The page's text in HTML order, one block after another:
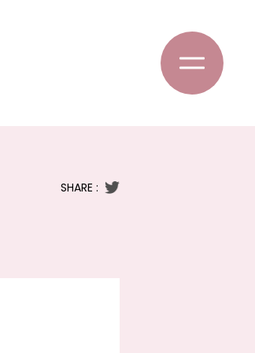
SHARE :